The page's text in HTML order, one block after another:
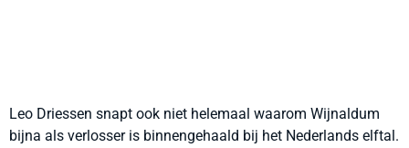
Leo Driessen snapt ook niet helemaal waarom Wijnaldum
bijna als verlosser is binnengehaald bij het Nederlands elftal.